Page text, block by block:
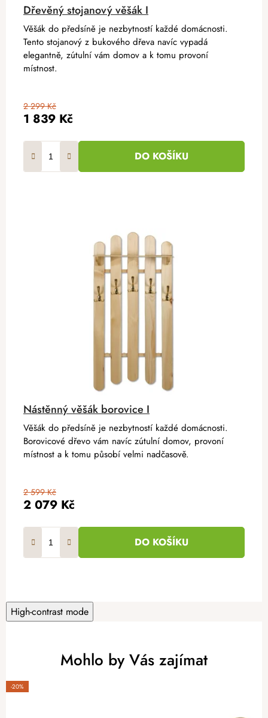
Dřevěný stojanový věšák I
1 839 Kč
2 299 Kč
DO KOŠÍKU
Věšák do předsíně je nezbytností každé domácnosti.
Tento stojanový z bukového dřeva navíc vypadá
elegantně, zútulní vám domov a k tomu provoní
místnost.
Nástěnný věšák borovice I
2 079 Kč
2 599 Kč
DO KOŠÍKU
Věšák do předsíně je nezbytností každé domácnosti.
Borovicové dřevo vám navíc zútulní domov, provoní
místnost a k tomu působí velmi nadčasově.
High-contrast mode
Mohlo by Vás zajímat
-20%